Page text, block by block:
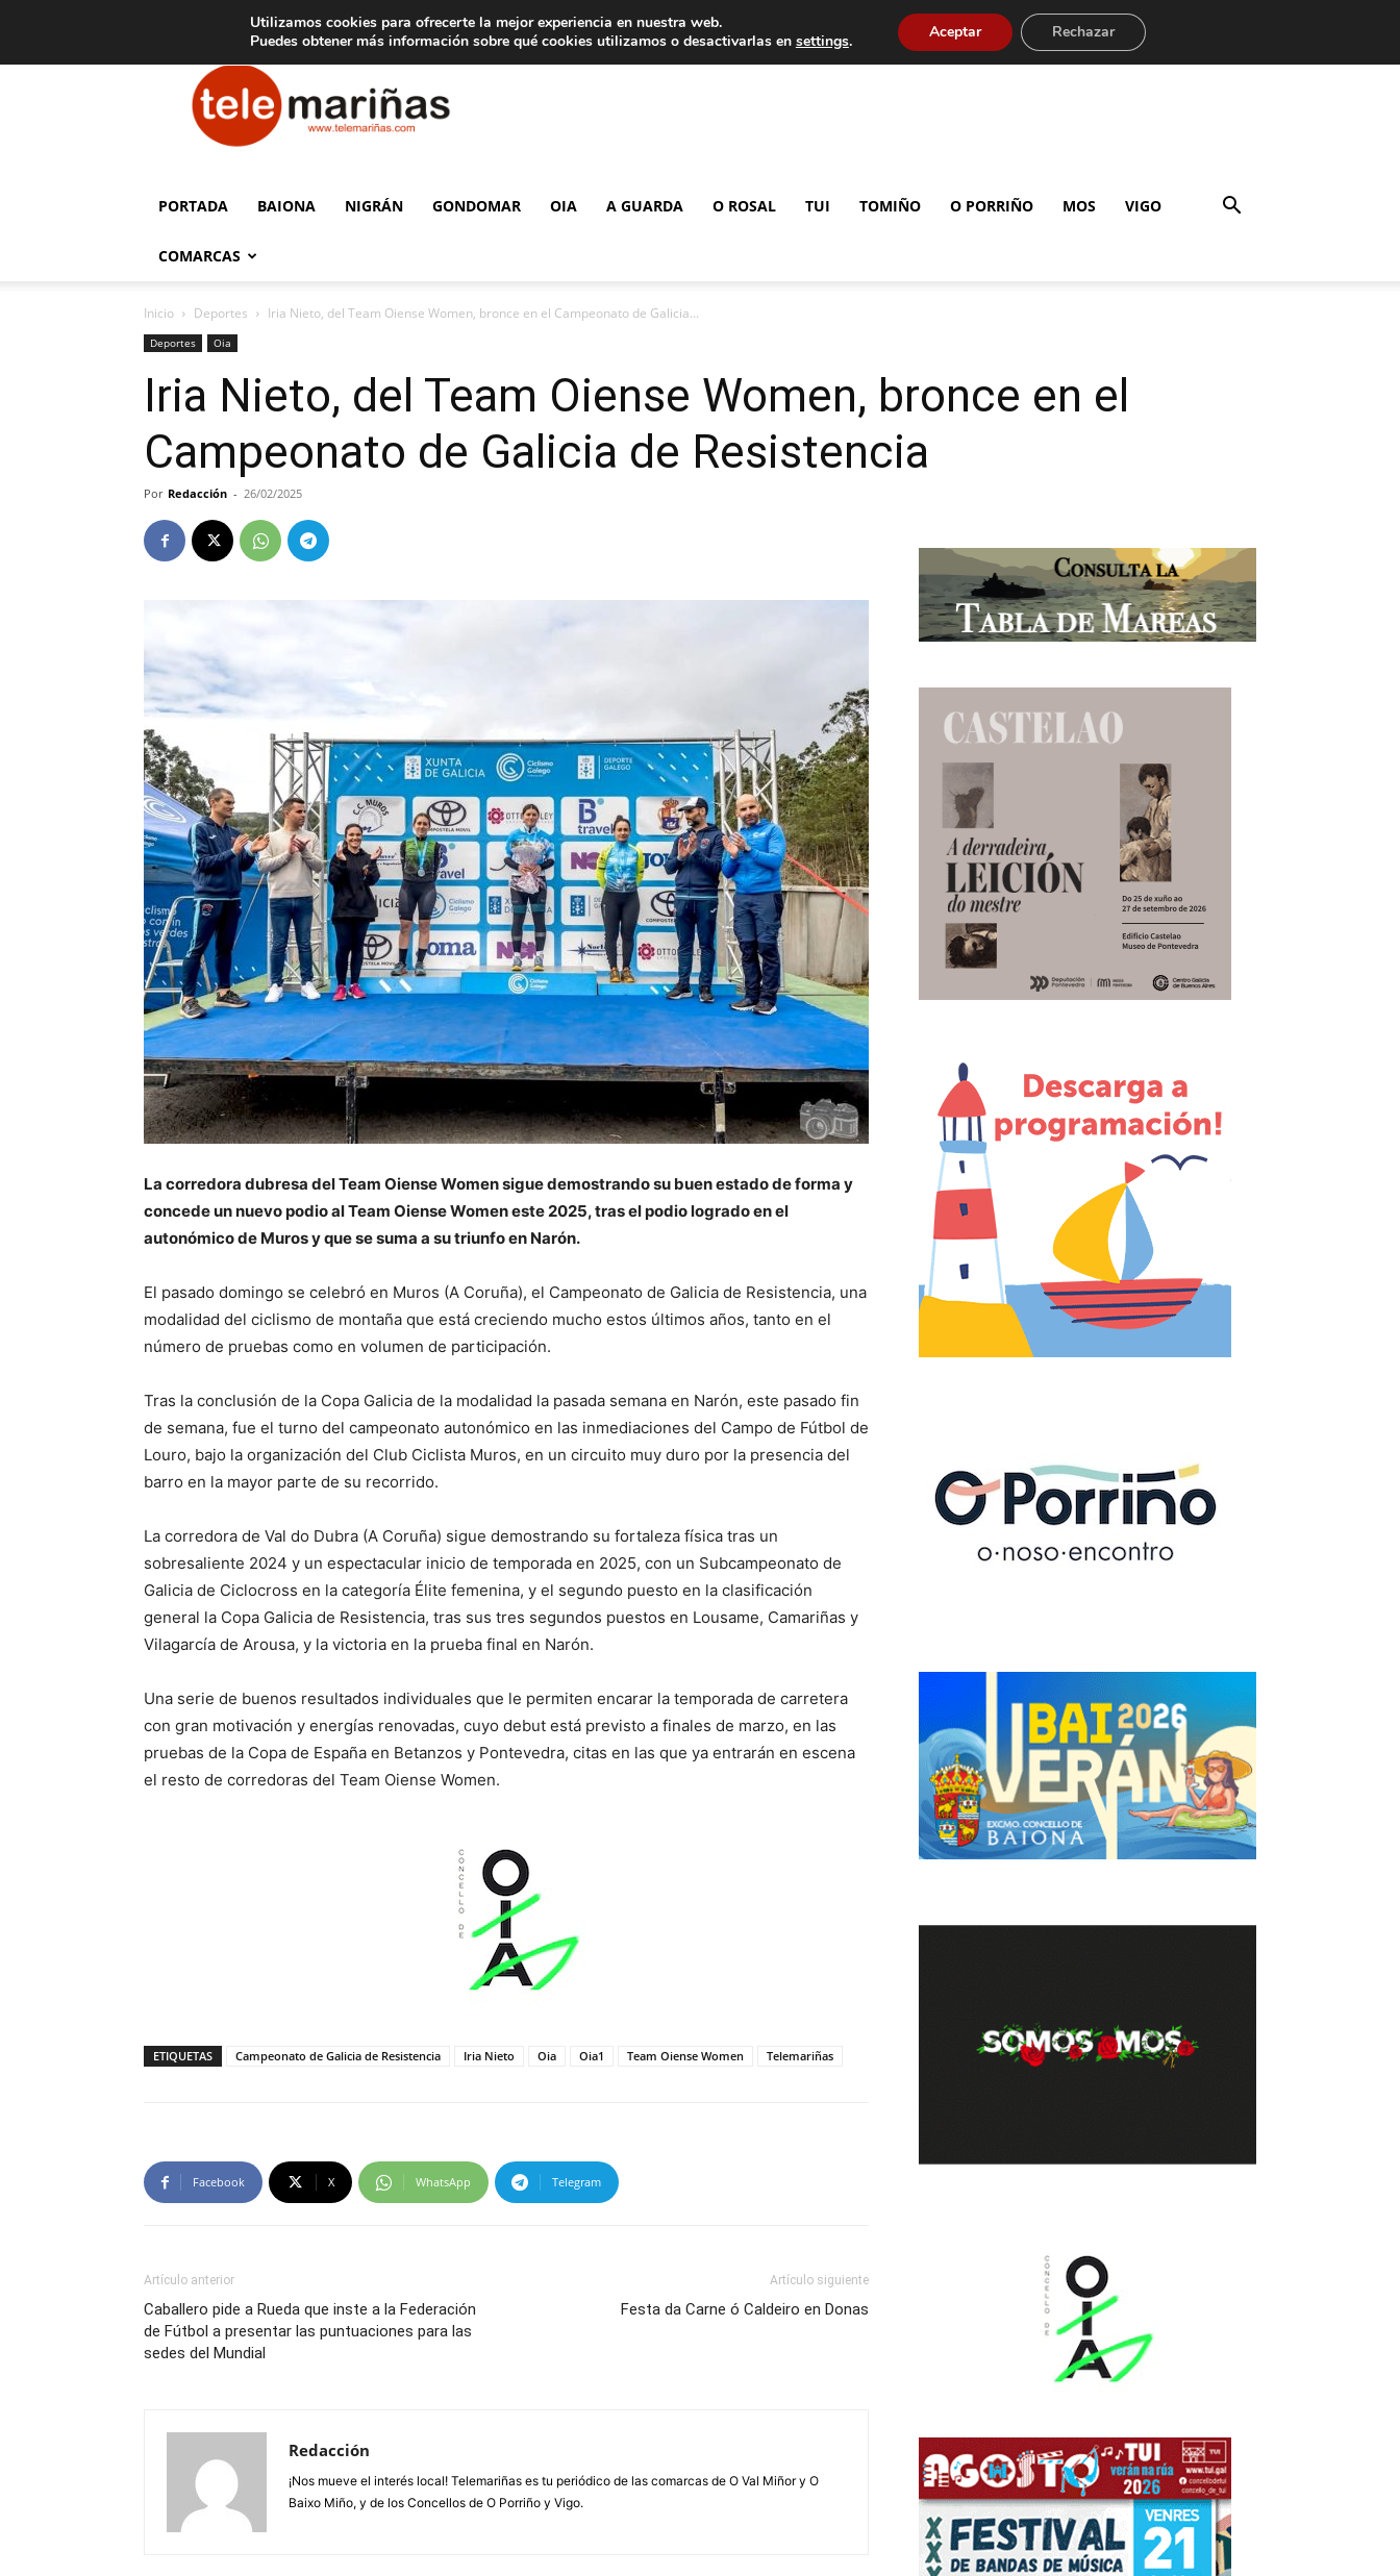
Aviso legal Tarifas de publicidad
Telemariñas
PORTADA BAIONA NIGRÁN GONDOMAR OIA A GUARDA O ROSAL TUI TOMIÑO O PORRIÑO MOS VIGO
COMARCAS
Inicio Deportes Iria Nieto, del Team Oiense Women, bronce en el Campeonato de Galicia...
Deportes Oia
Iria Nieto, del Team Oiense Women, bronce en el
Campeonato de Galicia de Resistencia
Por Redacción - 26/02/2025
La corredora dubresa del Team Oiense Women sigue demostrando su buen estado de forma y
concede un nuevo podio al Team Oiense Women este 2025, tras el podio logrado en el
autonómico de Muros y que se suma a su triunfo en Narón.
El pasado domingo se celebró en Muros (A Coruña), el Campeonato de Galicia de Resistencia, una
modalidad del ciclismo de montaña que está creciendo mucho estos últimos años, tanto en el
número de pruebas como en volumen de participación.
Tras la conclusión de la Copa Galicia de la modalidad la pasada semana en Narón, este pasado fin
de semana, fue el turno del campeonato autonómico en las inmediaciones del Campo de Fútbol de
Louro, bajo la organización del Club Ciclista Muros, en un circuito muy duro por la presencia del
barro en la mayor parte de su recorrido.
La corredora de Val do Dubra (A Coruña) sigue demostrando su fortaleza física tras un
sobresaliente 2024 y un espectacular inicio de temporada en 2025, con un Subcampeonato de
Galicia de Ciclocross en la categoría Élite femenina, y el segundo puesto en la clasificación
general la Copa Galicia de Resistencia, tras sus tres segundos puestos en Lousame, Camariñas y
Vilagarcía de Arousa, y la victoria en la prueba final en Narón.
Una serie de buenos resultados individuales que le permiten encarar la temporada de carretera
con gran motivación y energías renovadas, cuyo debut está previsto a finales de marzo, en las
pruebas de la Copa de España en Betanzos y Pontevedra, citas en las que ya entrarán en escena
el resto de corredoras del Team Oiense Women.
ETIQUETAS Campeonato de Galicia de Resistencia Iria Nieto Oia Oia1 Team Oiense Women Telemariñas
Facebook X WhatsApp Telegram
Artículo anterior
Caballero pide a Rueda que inste a la Federación
de Fútbol a presentar las puntuaciones para las
sedes del Mundial
Artículo siguiente
Festa da Carne ó Caldeiro en Donas
Redacción
¡Nos mueve el interés local! Telemariñas es tu periódico de las comarcas de O Val Miñor y O
Baixo Miño, y de los Concellos de O Porriño y Vigo.
Utilizamos cookies para ofrecerte la mejor experiencia en nuestra web.
Puedes obtener más información sobre qué cookies utilizamos o desactivarlas en settings. Aceptar Rechazar